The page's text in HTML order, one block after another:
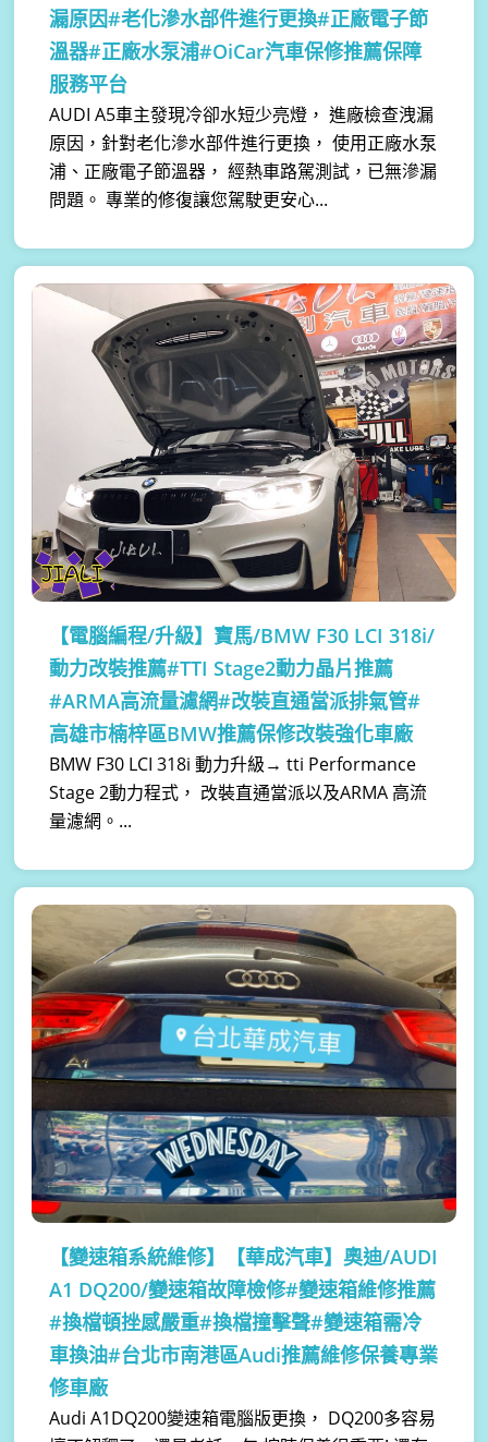
漏原因#老化滲水部件進行更換#正廠電子節
溫器#正廠水泵浦#OiCar汽車保修推薦保障
服務平台
AUDI A5車主發現冷卻水短少亮燈， 進廠檢查洩漏
原因，針對老化滲水部件進行更換， 使用正廠水泵
浦、正廠電子節溫器， 經熱車路駕測試，已無滲漏
問題。 專業的修復讓您駕駛更安心...
【電腦編程/升級】 寶馬/BMW F30 LCI 318i/
動力改裝推薦#TTI Stage2動力晶片推薦
#ARMA高流量濾網#改裝直通當派排氣管#
高雄市楠梓區BMW推薦保修改裝強化車廠
BMW F30 LCI 318i 動力升級→ tti Performance
Stage 2動力程式， 改裝直通當派以及ARMA 高流
量濾網。...
【變速箱系統維修】
【華成汽車】奧迪/AUDI
A1 DQ200/變速箱故障檢修#變速箱維修推薦
#換檔頓挫感嚴重#換檔撞擊聲#變速箱需冷
車換油#台北市南港區Audi推薦維修保養專業
修車廠
Audi A1DQ200變速箱電腦版更換， DQ200多容易